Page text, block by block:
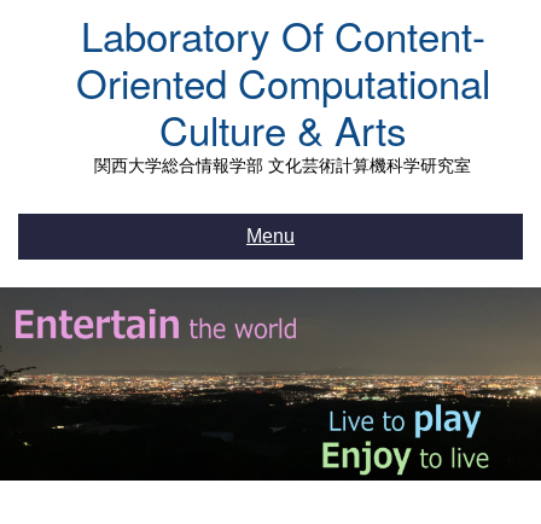
Laboratory Of Content-
Oriented Computational
Culture & Arts
関西大学総合情報学部 文化芸術計算機科学研究室
Menu